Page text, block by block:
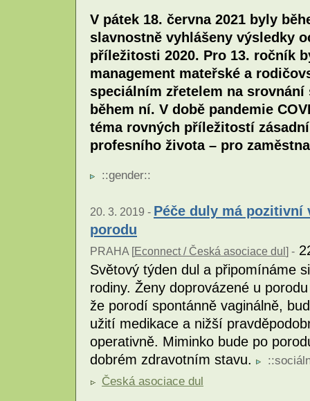
V pátek 18. června 2021 byly
slavnostně vyhlášeny výsledky
příležitosti 2020. Pro 13. ročník
management mateřské a
speciálním zřetelem na srovnání
během ní. V době pandemie
téma rovných příležitostí
profesního života – pro
::gender::
20. 3. 2019 - Péče duly má
porodu
PRAHA [Econnect / Česká asociace dul ] -
Světový týden dul a připomínáme
rodiny. Ženy doprovázené u
že porodí spontánně vaginálně,
užití medikace a nižší
operativně. Miminko bude po
dobrém zdravotním stavu.
::
Česká asociace dul